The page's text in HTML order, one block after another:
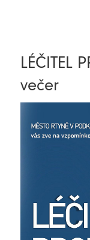
LÉČITEL
večer